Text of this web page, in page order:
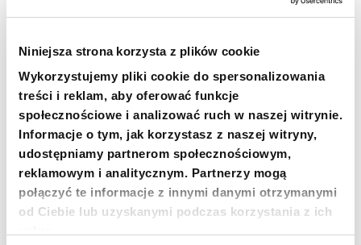
Niniejsza strona korzysta z plików cookie
Wykorzystujemy pliki cookie do spersonalizowania
treści i reklam, aby oferować funkcje
społecznościowe i analizować ruch w naszej witrynie.
Informacje o tym, jak korzystasz z naszej witryny,
udostępniamy partnerom społecznościowym,
reklamowym i analitycznym. Partnerzy mogą
połączyć te informacje z innymi danymi otrzymanymi
od Ciebie lub uzyskanymi podczas korzystania z ich
medycznych, nie tylko tłumacząc z języka
Pełny artykuł można przeczytaćTUTAJ
MEDEVAC HUB Rzeszów
„Zawsze kochałam pracę z dziećmi i
bardzo chcę wrócić do nauczania w
szkole”